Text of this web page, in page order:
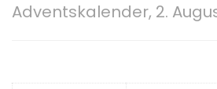
Adventskalender, 2.